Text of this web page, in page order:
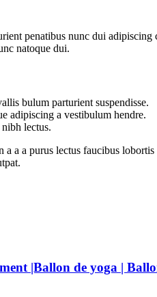
penatibus nunc dui
natoque dui.
bulum parturient suspendisse.
adipiscing a vestibulum hendre.
lectus.
a a purus lectus faucibus
|Ballon de yoga |